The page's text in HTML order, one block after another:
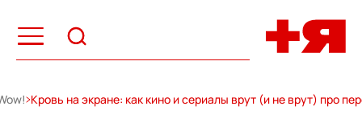
Кровь на экране: как кино и сериалы врут (и не врут) про